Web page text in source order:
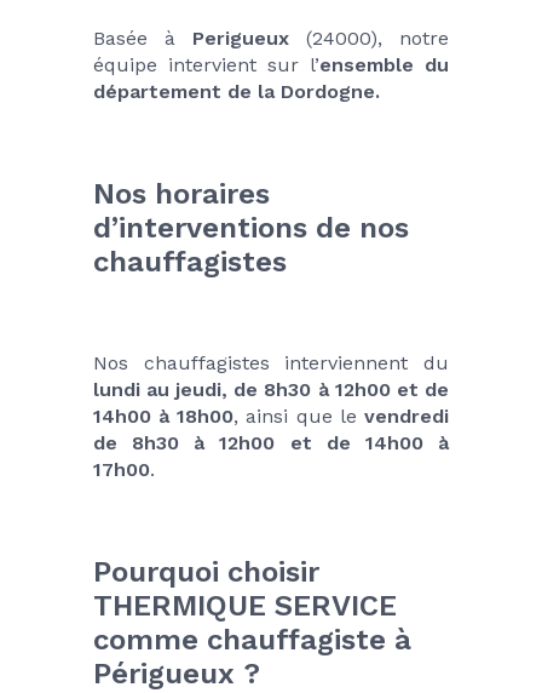
Basée à Perigueux (24000), notre
équipe intervient sur l’ensemble du
département de la Dordogne.
Nos horaires
d’interventions de nos
chauffagistes
lundi au jeudi, de 8h30 à 12h00 et de
14h00 à 18h00, ainsi que le vendredi
de 8h30 à 12h00 et de 14h00 à
17h00.
Pourquoi choisir
THERMIQUE SERVICE
comme chauffagiste à
Périgueux ?